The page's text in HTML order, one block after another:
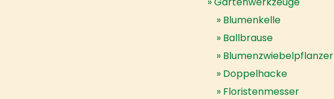
Blumenkelle
Ballbrause
Blumenzwiebelpflanzer
Doppelhacke
Floristenmesser